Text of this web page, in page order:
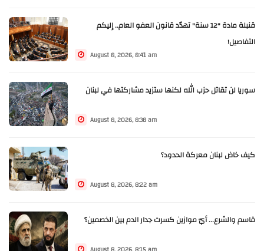
قنبلة مادة "12 سنة" تهدّد قانون العفو العام.. إليكم
التفاصيل!
August 8, 2026, 8:41 am
سوريا لن تقاتل حزب الله لكنها ستزيد مشاركتها في لبنان
August 8, 2026, 8:38 am
كيف خاض لبنان معركة الحدود؟
August 8, 2026, 8:22 am
قاسم والشرع... أيّ موازين كسرت جدار الدم بين الخصمين؟